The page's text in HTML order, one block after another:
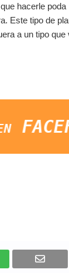
hacerle poda
Este tipo de
a un tipo que